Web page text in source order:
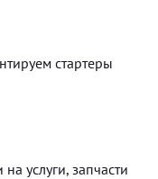
стартеры
услуги, запчасти